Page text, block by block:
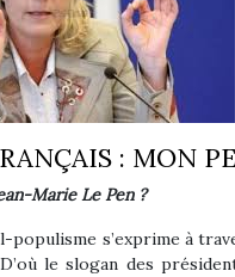
: MON
Marie Le Pen ?
populisme s’exprime à
le slogan des